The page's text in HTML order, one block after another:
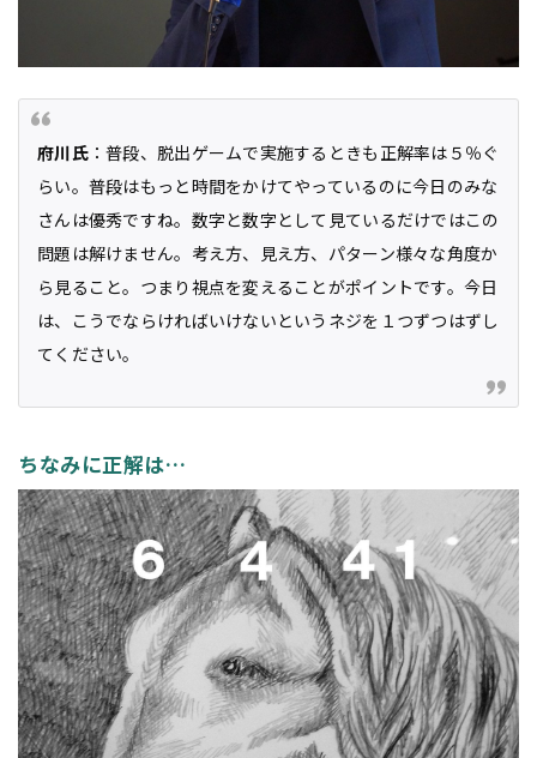
府川氏：普段、脱出ゲームで実施するときも正解率は５％ぐ
らい。普段はもっと時間をかけてやっているのに今日のみな
さんは優秀ですね。数字と数字として見ているだけではこの
問題は解けません。考え方、見え方、パターン様々な角度か
ら見ること。つまり視点を変えることがポイントです。今日
は、こうでならければいけないというネジを１つずつはずし
てください。
ちなみに正解は…